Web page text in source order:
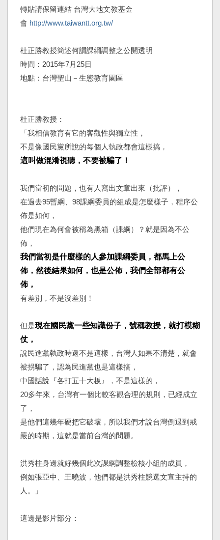
轉貼請保留連結 台灣大地文教基金
會 http://www.taiwantt.org.tw/
杜正勝教授簡述何謂課綱調整之公開透明
時間：2015年7月25日
地點：台灣聖山－生態教育園區
杜正勝教授：
「我相信教育有它的客觀性與獨立性，
不是像國民黨所說的每個人執政都會這樣搞，
這叫做混淆視聽，不要被騙了！
我們當初的問題，也有人寫出文章出來（批評），
在過去95暫綱、98課綱委員的組成是怎麼樣子，程序公
佈是如何，
他們現在為何會被稱為黑箱（課綱）？就是因為不公
佈，
我們當初是什麼樣的人參加課綱委員，都馬上公
佈，然後結果如何，也是公佈，我們全部都有公
佈，
有差別，不是沒差別！
但是現在國民黨一些知識份子，號稱教授，就打模糊
仗，
說民進黨執政時還不是這樣，台灣人如果不清楚，就會
被拐騙了，認為民進黨也是這樣搞，
中國話說『各打五十大板』，不是這樣的，
20多年來，台灣有一個比較客觀合理的規則，已經成立
了，
是他們這幾年硬把它破壞，所以我們才說台灣倒退到戒
嚴的時期，這就是當前台灣的問題。
洪秀柱身邊就好幾個此次課綱調整檢核小組的成員，
例如張亞中、王曉波，他們都是洪秀柱競選文宣主持的
人。」
這邊是影片部分：